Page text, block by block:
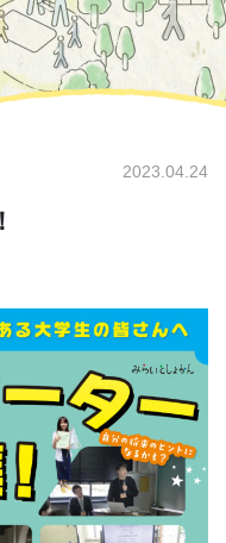
2023.04.24